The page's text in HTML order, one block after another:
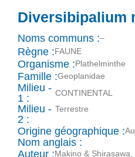
Diversibipalium
Noms communs :–
Règne :FAUNE
Organisme :Plathelminthe
Famille :Geoplanidae
Milieu -
1 :
CONTINENTAL
Milieu -
2 :
Terrestre
Origine géographique :
Nom anglais :
Auteur :Makino & Shirasawa,